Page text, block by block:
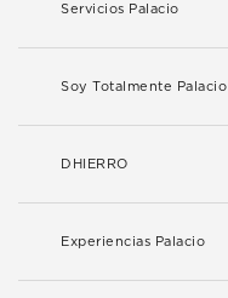
Servicios Palacio
Soy Totalmente Palacio
DHIERRO
Experiencias Palacio